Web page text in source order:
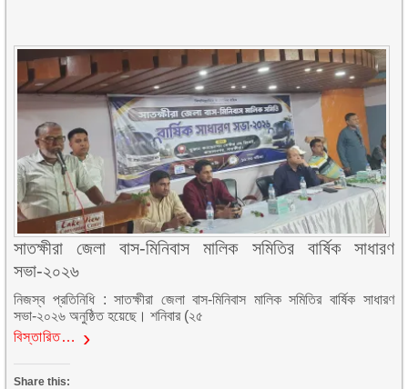
সাতক্ষীরা জেলা বাস-মিনিবাস মালিক সমিতির বার্ষিক সাধারণ
সভা-২০২৬
নিজস্ব প্রতিনিধি : সাতক্ষীরা জেলা বাস-মিনিবাস মালিক সমিতির বার্ষিক সাধারণ
সভা-২০২৬ অনুষ্ঠিত হয়েছে। শনিবার (২৫
বিস্তারিত…
Share this: